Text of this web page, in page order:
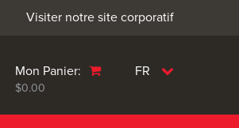
Visiter notre site corporatif
FR
Mon Panier:
$0.00